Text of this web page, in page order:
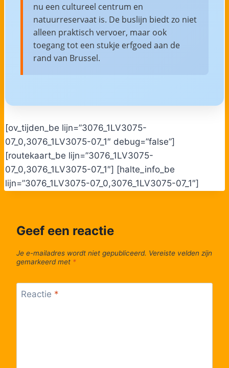
nu een cultureel centrum en
natuurreservaat is. De buslijn biedt zo niet
alleen praktisch vervoer, maar ook
toegang tot een stukje erfgoed aan de
rand van Brussel.
[ov_tijden_be lijn=”3076_1LV3075-
07_0,3076_1LV3075-07_1″ debug=”false”]
[routekaart_be lijn=”3076_1LV3075-
07_0,3076_1LV3075-07_1″] [halte_info_be
lijn=”3076_1LV3075-07_0,3076_1LV3075-07_1″]
Geef een reactie
Je e-mailadres wordt niet gepubliceerd. Vereiste velden zijn
gemarkeerd met *
Reactie *